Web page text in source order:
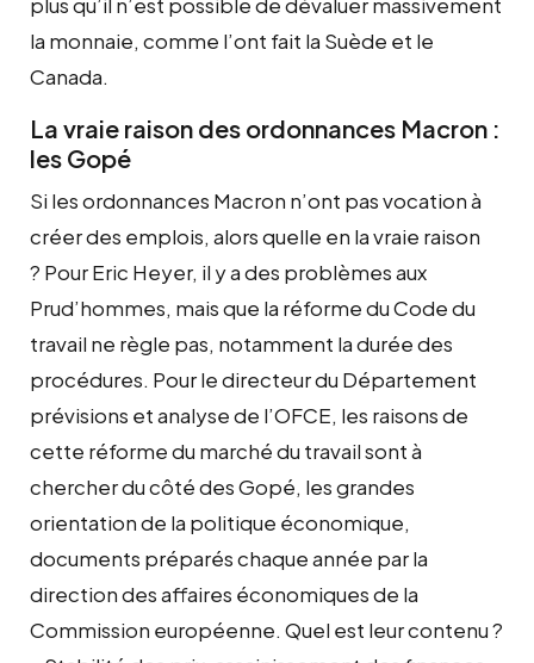
la monnaie, comme l’ont fait la Suède et le
Canada.
La vraie raison des ordonnances Macron :
les Gopé
Si les ordonnances Macron n’ont pas vocation à
créer des emplois, alors quelle en la vraie raison
? Pour Eric Heyer, il y a des problèmes aux
Prud’hommes, mais que la réforme du Code du
travail ne règle pas, notamment la durée des
procédures. Pour le directeur du Département
prévisions et analyse de l’OFCE, les raisons de
cette réforme du marché du travail sont à
chercher du côté des Gopé, les grandes
orientation de la politique économique,
documents préparés chaque année par la
direction des affaires économiques de la
Commission européenne. Quel est leur contenu ?